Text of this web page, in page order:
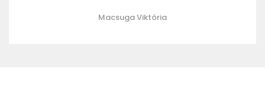
Macsuga Viktória